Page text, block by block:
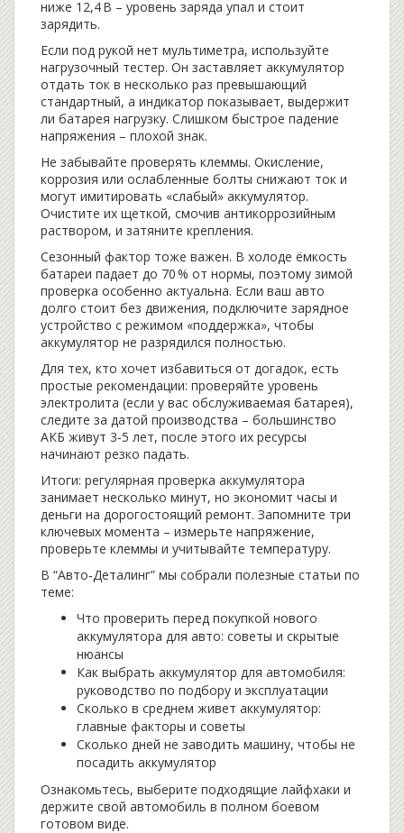
ниже 12,4 В – уровень заряда упал и стоит
зарядить.
Если под рукой нет мультиметра, используйте
нагрузочный тестер. Он заставляет аккумулятор
отдать ток в несколько раз превышающий
стандартный, а индикатор показывает, выдержит
ли батарея нагрузку. Слишком быстрое падение
напряжения – плохой знак.
Не забывайте проверять клеммы. Окисление,
коррозия или ослабленные болты снижают ток и
могут имитировать «слабый» аккумулятор.
Очистите их щеткой, смочив антикоррозийным
раствором, и затяните крепления.
Сезонный фактор тоже важен. В холоде ёмкость
батареи падает до 70 % от нормы, поэтому зимой
проверка особенно актуальна. Если ваш авто
долго стоит без движения, подключите зарядное
устройство с режимом «поддержка», чтобы
аккумулятор не разрядился полностью.
Для тех, кто хочет избавиться от догадок, есть
простые рекомендации: проверяйте уровень
электролита (если у вас обслуживаемая батарея),
следите за датой производства – большинство
АКБ живут 3‑5 лет, после этого их ресурсы
начинают резко падать.
Итоги: регулярная проверка аккумулятора
занимает несколько минут, но экономит часы и
деньги на дорогостоящий ремонт. Запомните три
ключевых момента – измерьте напряжение,
проверьте клеммы и учитывайте температуру.
В “Авто‑Деталинг” мы собрали полезные статьи по
теме:
Что проверить перед покупкой нового
аккумулятора для авто: советы и скрытые
нюансы
Как выбрать аккумулятор для автомобиля:
руководство по подбору и эксплуатации
Сколько в среднем живет аккумулятор:
главные факторы и советы
Сколько дней не заводить машину, чтобы не
посадить аккумулятор
Ознакомьтесь, выберите подходящие лайфхаки и
держите свой автомобиль в полном боевом
готовом виде.